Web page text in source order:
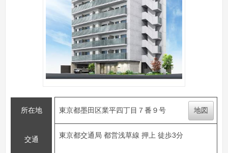
所在地 東京都墨田区業平四丁目７番９号 地図
交通
東京都交通局 都営浅草線 押上 徒歩3分